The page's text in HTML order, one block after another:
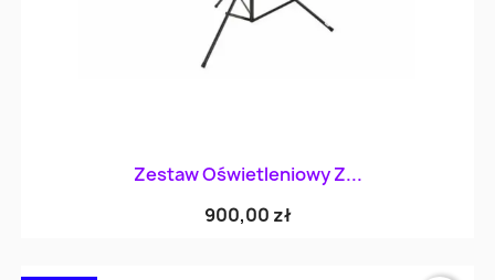
Zestaw Oświetleniowy Z...
900,00 zł